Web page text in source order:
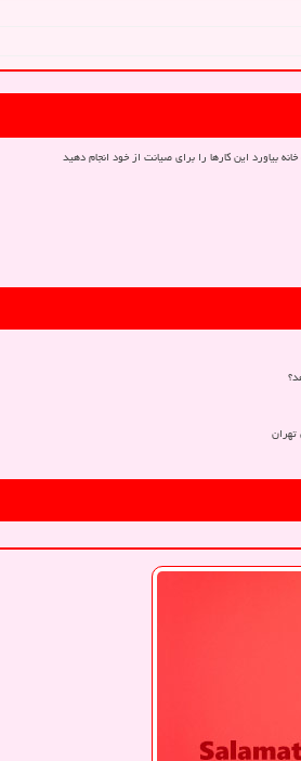
بیاورد این کارها را برای صیانت از خود انجام دهید
تهران